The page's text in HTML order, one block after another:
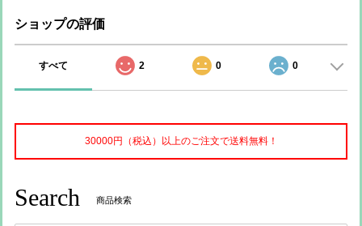
ショップの評価
すべて 2 0 0
30000円（税込）以上のご注文で送料無料！
Search 商品検索